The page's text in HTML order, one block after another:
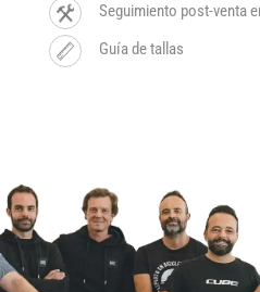
Seguimiento post-venta
Guía de tallas